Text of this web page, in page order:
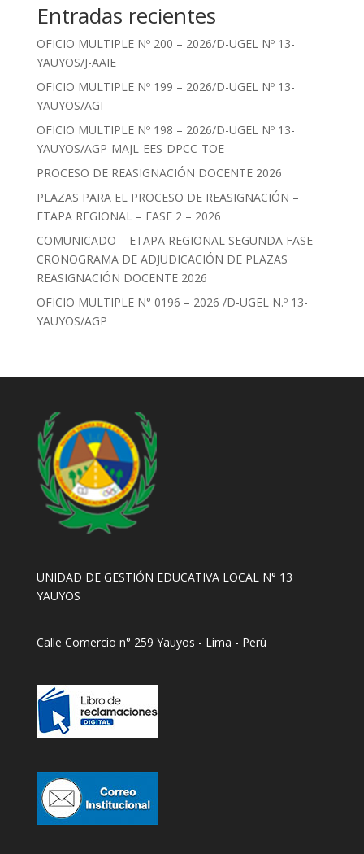
Entradas recientes
OFICIO MULTIPLE Nº 200 – 2026/D-UGEL Nº 13-
YAUYOS/J-AAIE
OFICIO MULTIPLE Nº 199 – 2026/D-UGEL Nº 13-
YAUYOS/AGI
OFICIO MULTIPLE Nº 198 – 2026/D-UGEL Nº 13-
YAUYOS/AGP-MAJL-EES-DPCC-TOE
PROCESO DE REASIGNACIÓN DOCENTE 2026
PLAZAS PARA EL PROCESO DE REASIGNACIÓN –
ETAPA REGIONAL – FASE 2 – 2026
COMUNICADO – ETAPA REGIONAL SEGUNDA FASE –
CRONOGRAMA DE ADJUDICACIÓN DE PLAZAS
REASIGNACIÓN DOCENTE 2026
OFICIO MULTIPLE N° 0196 – 2026 /D-UGEL N.º 13-
YAUYOS/AGP
UNIDAD DE GESTIÓN EDUCATIVA LOCAL N° 13
YAUYOS
Calle Comercio n° 259 Yauyos - Lima - Perú